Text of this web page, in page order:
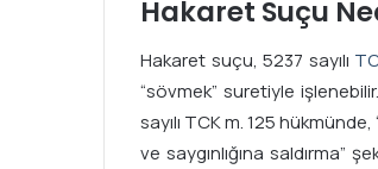
Hakaret Suçu
Hakaret suçu, 5237 sayılı
“sövmek” suretiyle
sayılı TCK m. 125
ve saygınlığına saldırma”